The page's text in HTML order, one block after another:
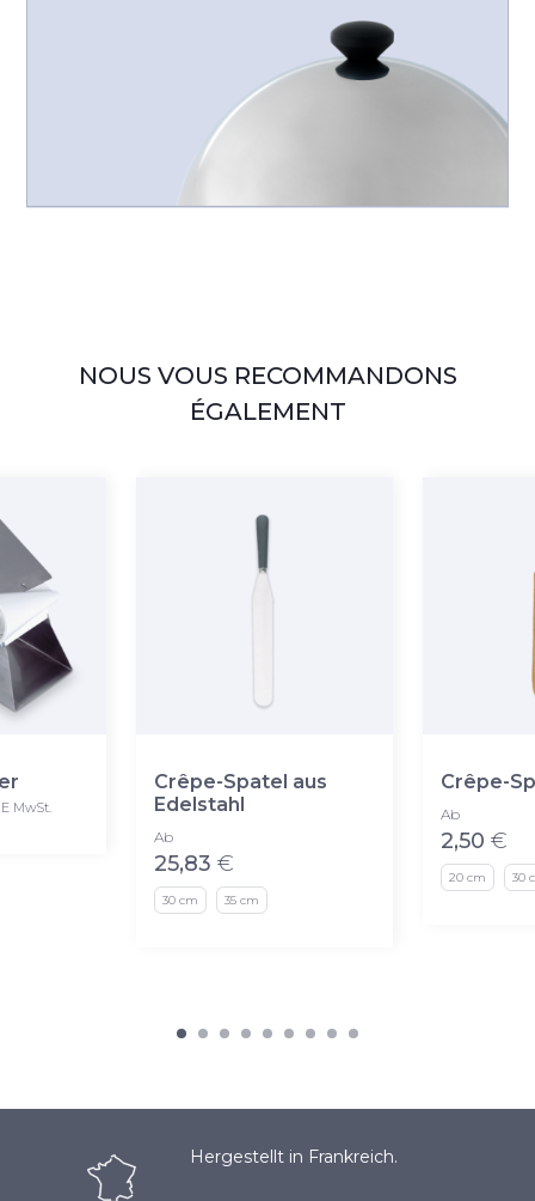
NOUS VOUS RECOMMANDONS
ÉGALEMENT
MwSt.
Crêpe-Spatel aus
Edelstahl
Ab
25,83 €
30 cm 35 cm
Crêpe-
Ab
2,50 €
20 cm 30
Hergestellt in Frankreich.